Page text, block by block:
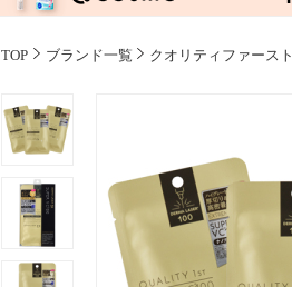
TOP ブランド一覧 クオリティファースト